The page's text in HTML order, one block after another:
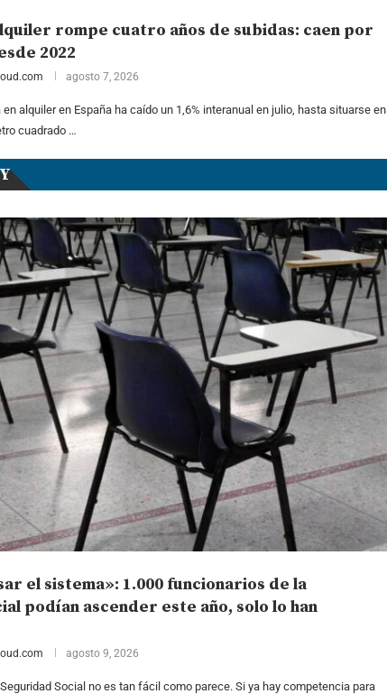
rompe cuatro años de subidas: caen por
2022
agosto 7, 2026
en alquiler en España ha caído un 1,6% interanual en julio, hasta situarse en
cuadrado …
el sistema»: 1.000 funcionarios de la
podían ascender este año, solo lo han
agosto 9, 2026
Social no es tan fácil como parece. Si ya hay competencia para